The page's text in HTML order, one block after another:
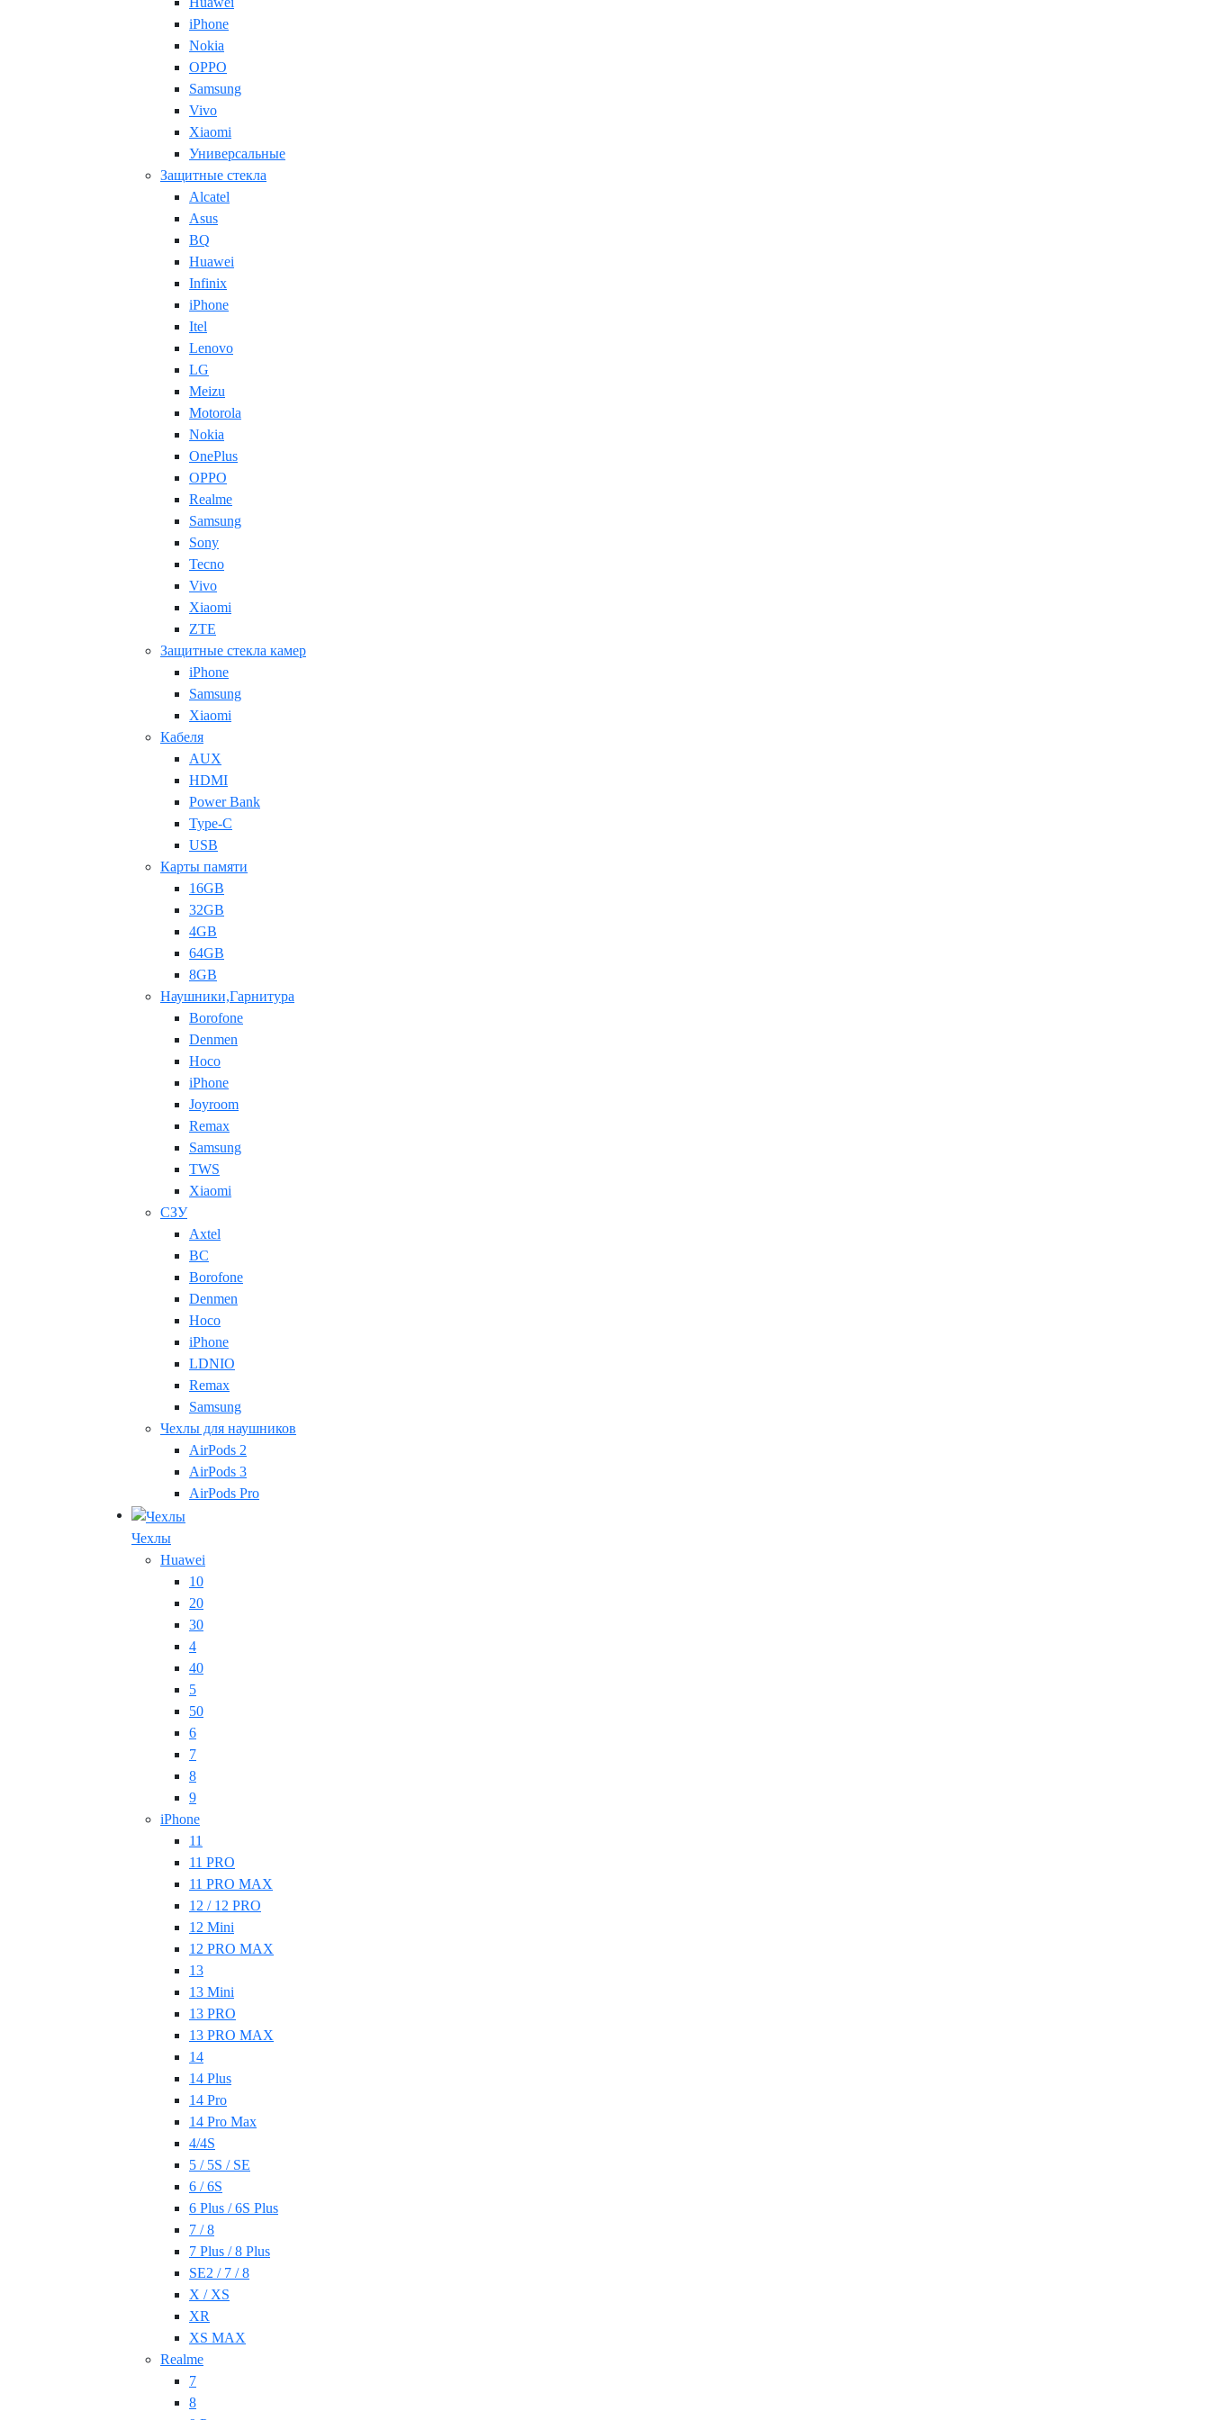
iPhone
Nokia
OPPO
Samsung
Vivo
Xiaomi
Универсальные
Защитные стекла
Alcatel
Asus
BQ
Huawei
Infinix
iPhone
Itel
Lenovo
LG
Meizu
Motorola
Nokia
OnePlus
OPPO
Realme
Samsung
Sony
Tecno
Vivo
Xiaomi
ZTE
Защитные стекла камер
iPhone
Samsung
Xiaomi
Кабеля
AUX
HDMI
Power Bank
Type-C
USB
Карты памяти
16GB
32GB
4GB
64GB
8GB
Наушники,Гарнитура
Borofone
Denmen
Hoco
iPhone
Joyroom
Remax
Samsung
TWS
Xiaomi
СЗУ
Axtel
BC
Borofone
Denmen
Hoco
iPhone
LDNIO
Remax
Samsung
Чехлы для наушников
AirPods 2
AirPods 3
AirPods Pro
Чехлы
Huawei
10
20
30
4
40
5
50
6
7
8
9
iPhone
11
11 PRO
11 PRO MAX
12 / 12 PRO
12 Mini
12 PRO MAX
13
13 Mini
13 PRO
13 PRO MAX
14
14 Plus
14 Pro
14 Pro Max
4/4S
5 / 5S / SE
6 / 6S
6 Plus / 6S Plus
7 / 8
7 Plus / 8 Plus
SE2 / 7 / 8
X / XS
XR
XS MAX
Realme
7
8